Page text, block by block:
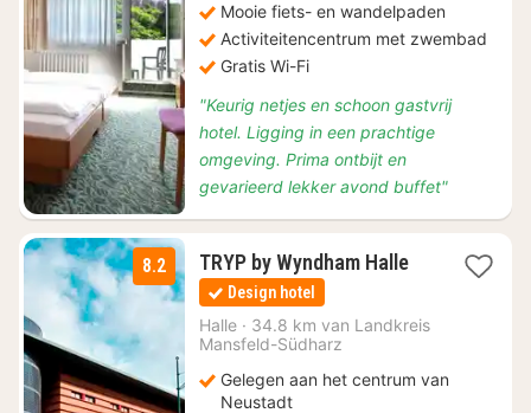
Mooie fiets- en wandelpaden
Activiteitencentrum met zwembad
Gratis Wi-Fi
"Keurig netjes en schoon gastvrij
hotel. Ligging in een prachtige
omgeving. Prima ontbijt en
gevarieerd lekker avond buffet"
8.2 TRYP by Wyndham Halle1
€
Design hotel
Halle · 34.8 km van Landkreis
Mansfeld-Südharz
Gelegen aan het centrum van
Neustadt